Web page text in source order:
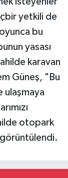
yetkili de
bu
yasası
karavan
Güneş, "Bu
ulaşmaya
otopark
görüntülendi.